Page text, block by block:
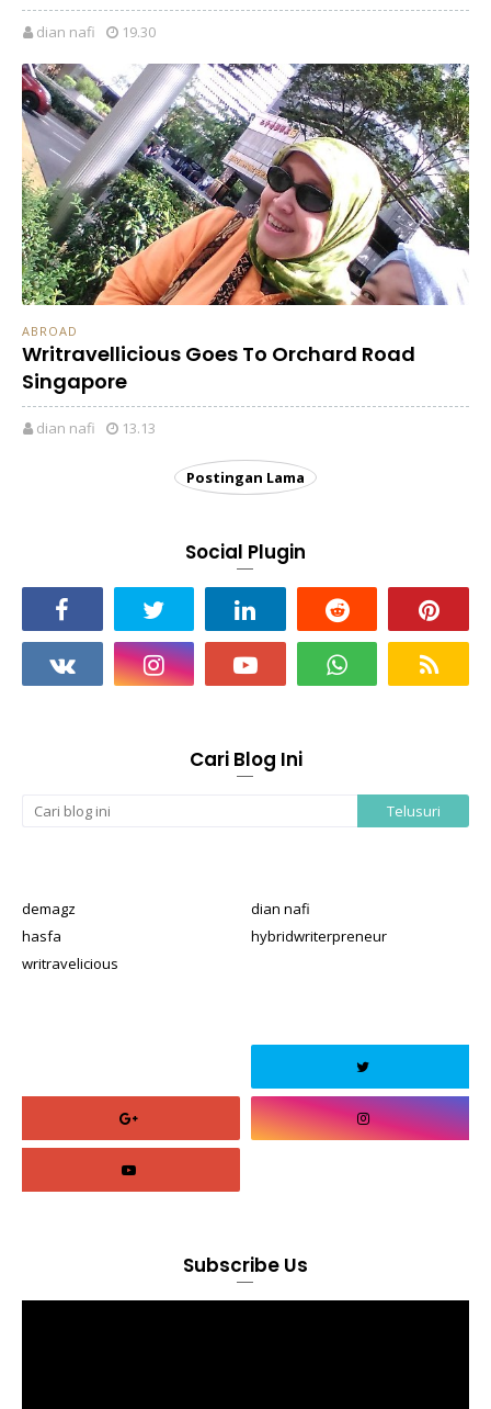
dian nafi 19.30
ABROAD
Writravellicious Goes To Orchard Road
Singapore
dian nafi 13.13
Postingan Lama
Social Plugin
Cari Blog Ini
demagz
dian nafi
hasfa
hybridwriterpreneur
writravelicious
Subscribe Us